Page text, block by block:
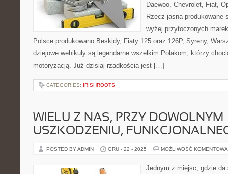
Daewoo, Chevrolet, Fiat,
Rzecz jasna produkowane
wyżej przytoczonych
Polsce produkowano Beskidy, Fiaty 125 oraz 126P, Syreny,
dziejowe wehikuły są legendarne wszelkim Polakom, którzy
motoryzacją. Już dzisiaj rzadkością jest […]
CATEGORIES: IRISHROOTS
WIELU Z NAS, PRZY DOWOLNYM
USZKODZENIU,
POSTED BY ADMIN GRU - 22 - 2025 MOŻLIWOŚĆ
Jednym z miejsc, gdzie